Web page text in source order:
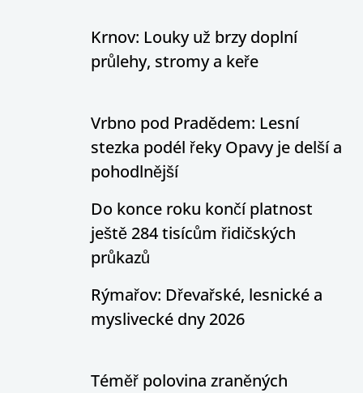
Krnov: Louky už brzy doplní
průlehy, stromy a keře
Vrbno pod Pradědem: Lesní
stezka podél řeky Opavy je delší a
pohodlnější
Do konce roku končí platnost
ještě 284 tisícům řidičských
průkazů
Rýmařov: Dřevařské, lesnické a
myslivecké dny 2026
Téměř polovina zraněných